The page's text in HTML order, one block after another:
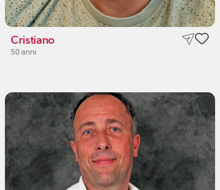
Cristiano
50 anni